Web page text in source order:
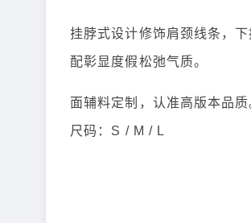
挂脖式设计修饰肩颈线条，
配彰显度假松弛气质。
面辅料定制，认准高版本品质
尺码：S / M / L